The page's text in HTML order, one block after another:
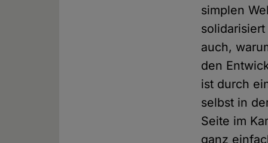
simplen
auch,
den
ist durch
selbst in
Seite im
ganz